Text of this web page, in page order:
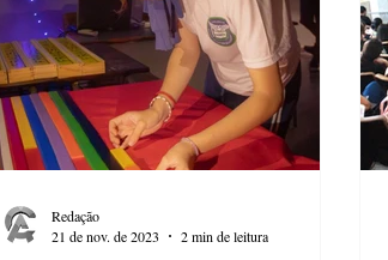
Redação
21 de nov. de 2023
2 min de leitura